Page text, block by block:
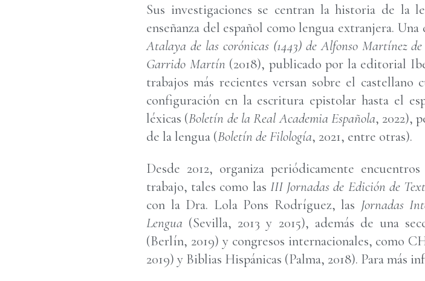
Sus investigaciones se centran la historia de la
enseñanza del español como lengua extranjera.
Atalaya de las corónicas (1443) de Alfonso Martínez
Garrido Martín (2018), publicado por la editorial
trabajos más recientes versan sobre el castellano
configuración en la escritura epistolar hasta el
léxicas (Boletín de la Real Academia Española, 2022),
de la lengua (Boletín de Filología, 2021, entre otras).
Desde 2012, organiza periódicamente
trabajo, tales como las III Jornadas de Edición de
con la Dra. Lola Pons Rodríguez, las Jornadas
Lengua (Sevilla, 2013 y 2015), además de una
(Berlín, 2019) y congresos internacionales, como
2019) y Biblias Hispánicas (Palma, 2018). Para más